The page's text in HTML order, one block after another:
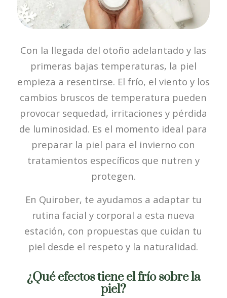
Con la llegada del otoño adelantado y las
primeras bajas temperaturas, la piel
empieza a resentirse. El frío, el viento y los
cambios bruscos de temperatura pueden
provocar sequedad, irritaciones y pérdida
de luminosidad. Es el momento ideal para
preparar la piel para el invierno con
tratamientos específicos que nutren y
protegen.
En Quirober, te ayudamos a adaptar tu
rutina facial y corporal a esta nueva
estación, con propuestas que cuidan tu
piel desde el respeto y la naturalidad.
¿Qué efectos tiene el frío sobre la
piel?